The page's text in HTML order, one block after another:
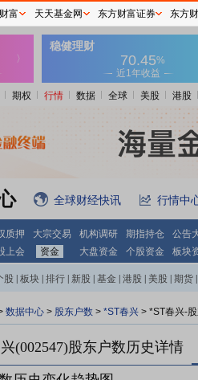
期权 行情 数据 全球 美股 港股
全球财经快讯 行情中
质押 大宗交易 机构调研 期指持仓
公告
上会 资金 大盘资金 个股资金 板块
股 板块 排行 新股 基金 港股 美股 期货
数据中心 > 股东户数 > *ST春兴 > *ST春兴-
(002547)股东户数历史详情
富 天天基金网 东方财富证券 东方